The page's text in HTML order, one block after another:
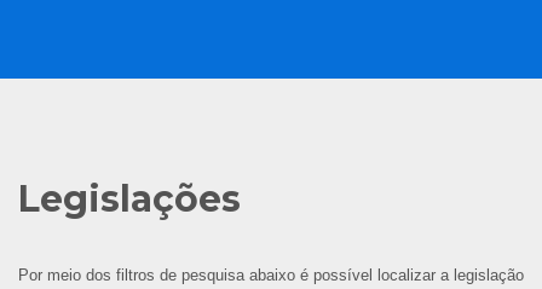
Legislações
Por meio dos filtros de pesquisa abaixo é possível localizar a legislação